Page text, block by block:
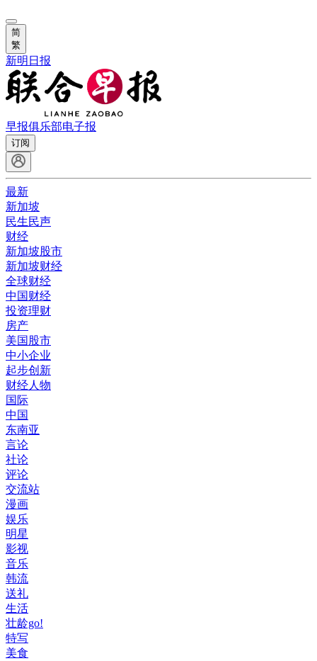
简
繁
新明日报
早报俱乐部电子报
订阅
最新
新加坡
民生民声
财经
新加坡股市
新加坡财经
全球财经
中国财经
投资理财
房产
美国股市
中小企业
起步创新
财经人物
国际
中国
东南亚
言论
社论
评论
交流站
漫画
娱乐
明星
影视
音乐
韩流
送礼
生活
壮龄go!
特写
美食